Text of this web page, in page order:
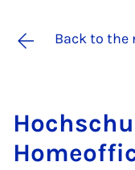
Back to the